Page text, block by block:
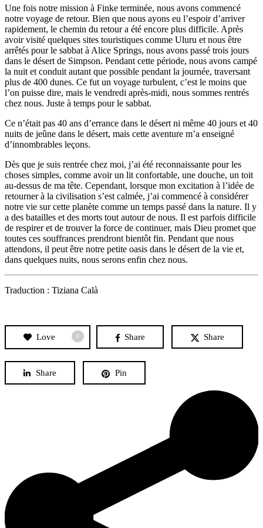
Une fois notre mission à Finke terminée, nous avons commencé
notre voyage de retour. Bien que nous ayons eu l’espoir d’arriver
rapidement, le chemin du retour a été encore plus difficile. Après
avoir visité quelques sites touristiques comme Uluru et nous être
arrêtés pour le sabbat à Alice Springs, nous avons passé trois jours
dans le désert de Simpson. Pendant cette période, nous avons campé
la nuit et conduit autant que possible pendant la journée, traversant
plus de 400 dunes. Ce fut un voyage turbulent, c’est le moins que
l’on puisse dire, mais le vendredi après-midi, nous sommes rentrés
chez nous. Juste à temps pour le sabbat.
Ce n’était pas 40 ans d’errance dans le désert ni même 40 jours et 40
nuits de jeûne dans le désert, mais cette aventure m’a enseigné
d’innombrables leçons.
Dès que je suis rentrée chez moi, j’ai été reconnaissante pour les
choses simples, comme avoir un lit confortable, une douche, un toit
au-dessus de ma tête. Cependant, lorsque mon excitation à l’idée de
retourner à la civilisation s’est calmée, j’ai commencé à considérer
notre vie sur cette planète comme un temps passé dans la nature. Il y
a des batailles et des morts tout autour de nous. Il est parfois difficile
de respirer et de trouver la force de continuer, mais Dieu promet que
toutes ces souffrances prendront bientôt fin. Pendant que nous
attendons, il peut être notre petite oasis dans le désert de la vie et,
dans quelques nuits, nous serons enfin chez nous.
Traduction : Tiziana Calà
Love 0 Share Share
Share Pin